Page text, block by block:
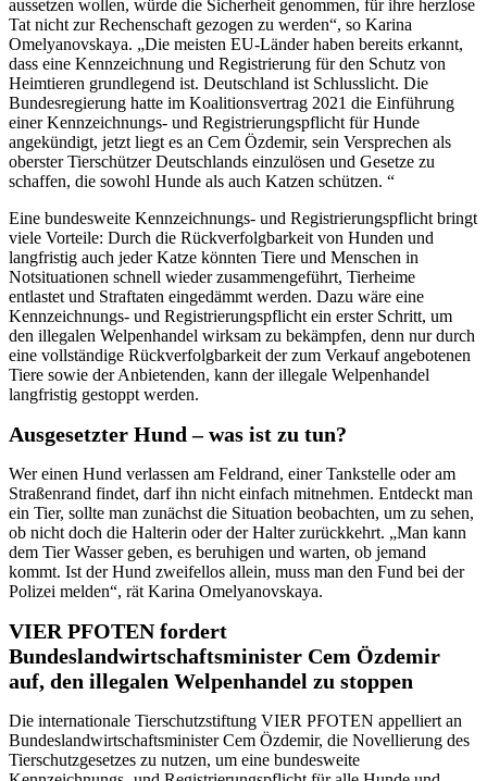
aussetzen wollen, würde die Sicherheit genommen, für ihre herzlose
Tat nicht zur Rechenschaft gezogen zu werden“, so Karina
Omelyanovskaya. „Die meisten EU-Länder haben bereits erkannt,
dass eine Kennzeichnung und Registrierung für den Schutz von
Heimtieren grundlegend ist. Deutschland ist Schlusslicht. Die
Bundesregierung hatte im Koalitionsvertrag 2021 die Einführung
einer Kennzeichnungs- und Registrierungspflicht für Hunde
angekündigt, jetzt liegt es an Cem Özdemir, sein Versprechen als
oberster Tierschützer Deutschlands einzulösen und Gesetze zu
schaffen, die sowohl Hunde als auch Katzen schützen. “
Eine bundesweite Kennzeichnungs- und Registrierungspflicht bringt
viele Vorteile: Durch die Rückverfolgbarkeit von Hunden und
langfristig auch jeder Katze könnten Tiere und Menschen in
Notsituationen schnell wieder zusammengeführt, Tierheime
entlastet und Straftaten eingedämmt werden. Dazu wäre eine
Kennzeichnungs- und Registrierungspflicht ein erster Schritt, um
den illegalen Welpenhandel wirksam zu bekämpfen, denn nur durch
eine vollständige Rückverfolgbarkeit der zum Verkauf angebotenen
Tiere sowie der Anbietenden, kann der illegale Welpenhandel
langfristig gestoppt werden.
Ausgesetzter Hund – was ist zu tun?
Wer einen Hund verlassen am Feldrand, einer Tankstelle oder am
Straßenrand findet, darf ihn nicht einfach mitnehmen. Entdeckt man
ein Tier, sollte man zunächst die Situation beobachten, um zu sehen,
ob nicht doch die Halterin oder der Halter zurückkehrt. „Man kann
dem Tier Wasser geben, es beruhigen und warten, ob jemand
kommt. Ist der Hund zweifellos allein, muss man den Fund bei der
Polizei melden“, rät Karina Omelyanovskaya.
VIER PFOTEN fordert
Bundeslandwirtschaftsminister Cem Özdemir
auf, den illegalen Welpenhandel zu stoppen
Die internationale Tierschutzstiftung VIER PFOTEN appelliert an
Bundeslandwirtschaftsminister Cem Özdemir, die Novellierung des
Tierschutzgesetzes zu nutzen, um eine bundesweite